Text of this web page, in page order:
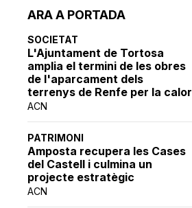
ARA A PORTADA
SOCIETAT
L'Ajuntament de Tortosa
amplia el termini de les obres
de l'aparcament dels
terrenys de Renfe per la calor
ACN
PATRIMONI
Amposta recupera les Cases
del Castell i culmina un
projecte estratègic
ACN